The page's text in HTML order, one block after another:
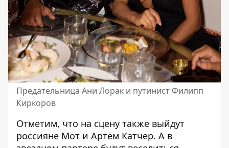
Предательница Ани Лорак и путинист Филипп
Киркоров
Отметим, что на сцену также выйдут
россияне Мот и Артём Катчер. А в